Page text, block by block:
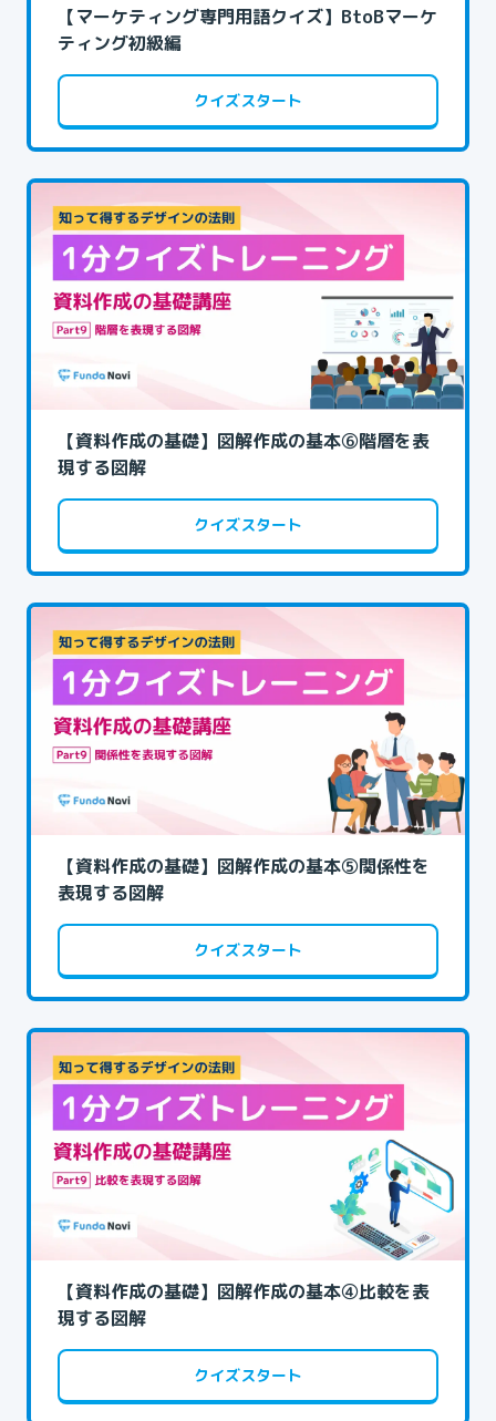
【マーケティング専門用語クイズ】BtoBマーケ
ティング初級編
クイズスタート
【資料作成の基礎】図解作成の基本⑥階層を表
現する図解
クイズスタート
【資料作成の基礎】図解作成の基本⑤関係性を
表現する図解
クイズスタート
【資料作成の基礎】図解作成の基本④比較を表
現する図解
クイズスタート